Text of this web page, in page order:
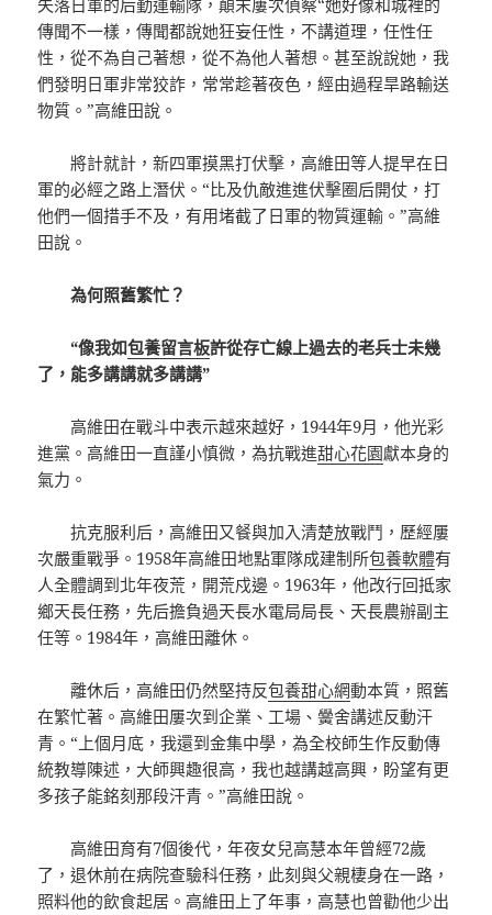
失落日軍的后勤運輸隊，顛末屢次偵察“她好像和城裡的
傳聞不一樣，傳聞都說她狂妄任性，不講道理，任性任
性，從不為自己著想，從不為他人著想。甚至說說她，我
們發明日軍非常狡詐，常常趁著夜色，經由過程旱路輸送
物質。”高維田說。
將計就計，新四軍摸黑打伏擊，高維田等人提早在日
軍的必經之路上潛伏。“比及仇敵進進伏擊圈后開仗，打
他們一個措手不及，有用堵截了日軍的物質運輸。”高維
田說。
為何照舊繁忙？
“像我如包養留言板許從存亡線上過去的老兵士未幾
了，能多講講就多講講”
高維田在戰斗中表示越來越好，1944年9月，他光彩
進黨。高維田一直謹小慎微，為抗戰進甜心花園獻本身的
氣力。
抗克服利后，高維田又餐與加入清楚放戰鬥，歷經屢
次嚴重戰爭。1958年高維田地點軍隊成建制所包養軟體有
人全體調到北年夜荒，開荒戍邊。1963年，他改行回抵家
鄉天長任務，先后擔負過天長水電局局長、天長農辦副主
任等。1984年，高維田離休。
離休后，高維田仍然堅持反包養甜心網動本質，照舊
在繁忙著。高維田屢次到企業、工場、黌舍講述反動汗
青。“上個月底，我還到金集中學，為全校師生作反動傳
統教導陳述，大師興趣很高，我也越講越高興，盼望有更
多孩子能銘刻那段汗青。”高維田說。
高維田育有7個後代，年夜女兒高慧本年曾經72歲
了，退休前在病院查驗科任務，此刻與父親棲身在一路，
照料他的飲食起居。高維田上了年事，高慧也曾勸他少出